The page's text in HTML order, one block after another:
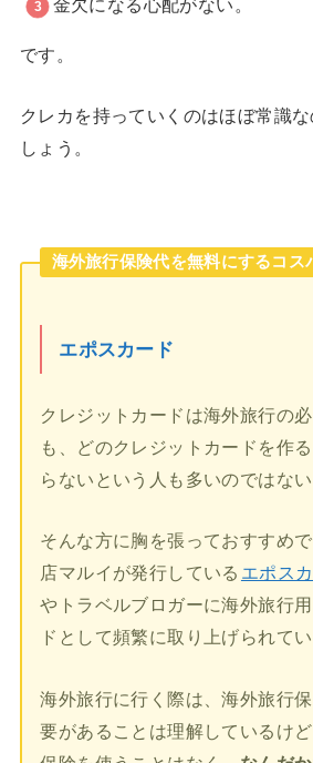
金欠になる心配がない。
です。
クレカを持っていくのはほぼ常識
しょう。
海外旅行保険代を無料にするコス
エポスカード
クレジットカードは海外旅行の
も、どのクレジットカードを作
らないという人も多いのではない
そんな方に胸を張っておすすめ
店マルイが発行している エポス
やトラベルブロガーに海外旅行
ドとして頻繁に取り上げられてい
海外旅行に行く際は、海外旅行
要があることは理解しているけ